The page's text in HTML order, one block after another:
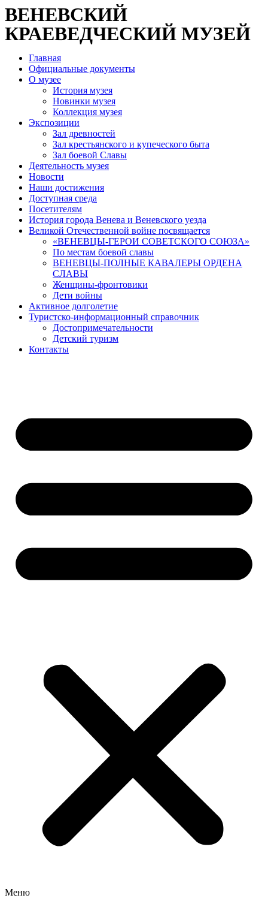
ВЕНЕВСКИЙ
КРАЕВЕДЧЕСКИЙ МУЗЕЙ
Главная
Официальные документы
О музее
История музея
Новинки музея
Коллекция музея
Экспозиции
Зал древностей
Зал крестьянского и купеческого быта
Зал боевой Славы
Деятельность музея
Новости
Наши достижения
Доступная среда
Посетителям
История города Венева и Веневского уезда
Великой Отечественной войне посвящается
«ВЕНЕВЦЫ-ГЕРОИ СОВЕТСКОГО СОЮЗА»
По местам боевой славы
ВЕНЕВЦЫ-ПОЛНЫЕ КАВАЛЕРЫ ОРДЕНА
СЛАВЫ
Женщины-фронтовики
Дети войны
Активное долголетие
Туристско-информационный справочник
Достопримечательности
Детский туризм
Контакты
Меню